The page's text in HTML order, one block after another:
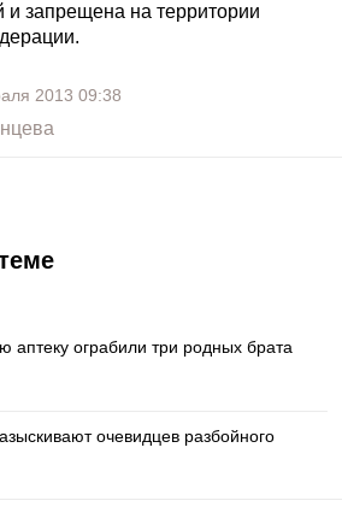
и запрещена на территории
2013 09:38
аптеку ограбили три родных брата
очевидцев разбойного